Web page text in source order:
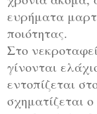
ευρήματα
ποιότητας.
Στο
γίνονται
εντοπίζεται
σχηματίζεται